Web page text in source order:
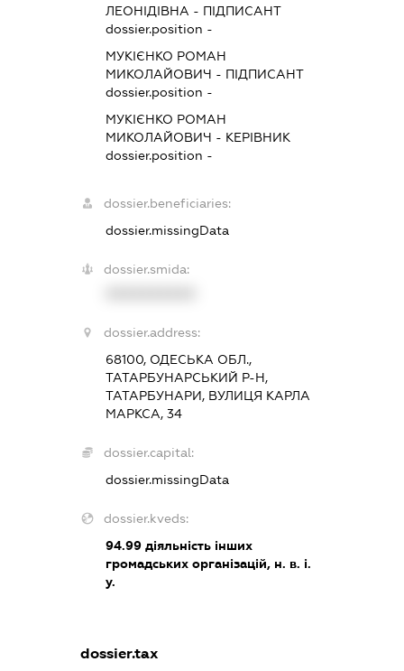
ЛЕОНІДІВНА - ПІДПИСАНТ
dossier.position -
МУКІЄНКО РОМАН
МИКОЛАЙОВИЧ - ПІДПИСАНТ
dossier.position -
МУКІЄНКО РОМАН
МИКОЛАЙОВИЧ - КЕРІВНИК
dossier.position -
dossier.beneficiaries:
dossier.missingData
dossier.smida:
dossier.address:
68100, ОДЕСЬКА ОБЛ.,
ТАТАРБУНАРСЬКИЙ Р-Н,
ТАТАРБУНАРИ, ВУЛИЦЯ КАРЛА
МАРКСА, 34
dossier.capital:
dossier.missingData
dossier.kveds:
94.99 діяльність інших
громадських організацій, н. в. і.
у.
dossier.tax